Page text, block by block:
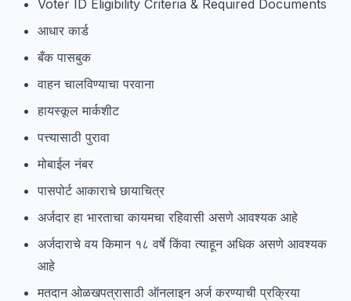
Voter ID Eligibility Criteria & Required Documents
आधार कार्ड
बँक पासबुक
वाहन चालविण्याचा परवाना
हायस्कूल मार्कशीट
पत्त्यासाठी पुरावा
मोबाईल नंबर
पासपोर्ट आकाराचे छायाचित्र
अर्जदार हा भारताचा कायमचा रहिवासी असणे आवश्यक आहे
अर्जदाराचे वय किमान १८ वर्षे किंवा त्याहून अधिक असणे आवश्यक
आहे
मतदान ओळखपत्रासाठी ऑनलाइन अर्ज करण्याची प्रक्रिया